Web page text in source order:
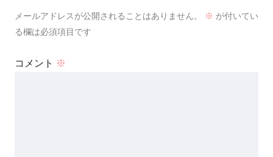
メールアドレスが公開されることはありません。 ※ が付いてい
る欄は必須項目です
コメント ※